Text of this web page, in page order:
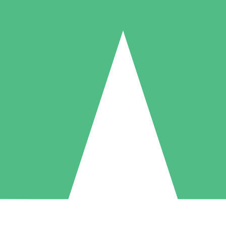
Individuella Kreditpaket
per användning med nedladdningskrediter. Inget månatligt åtagande
5 Nedladdningar
US$